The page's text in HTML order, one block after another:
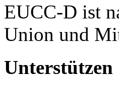
EUCC-D ist
Union und
Unterstützen